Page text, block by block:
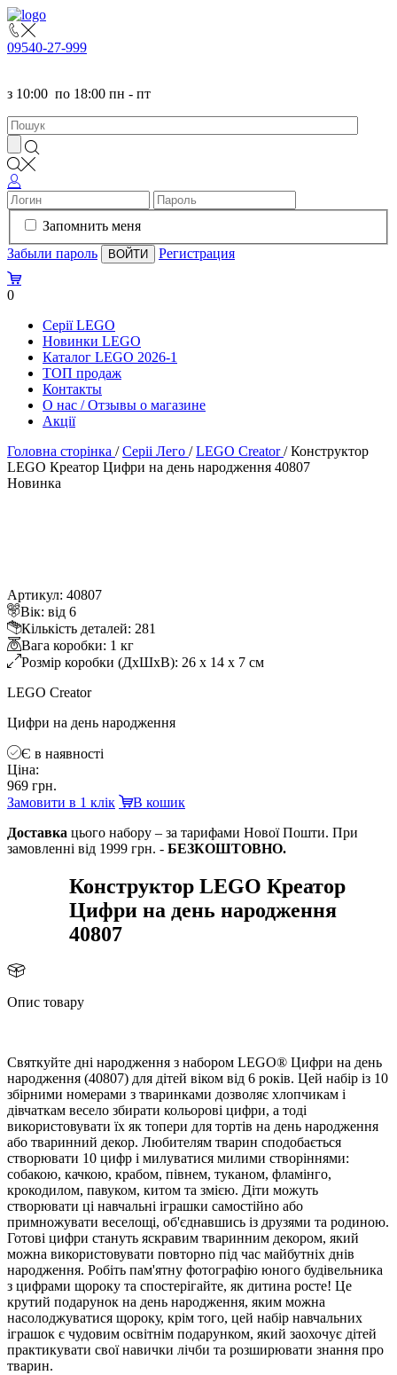
09540-27-999
з 10:00 по 18:00 пн - пт
Запомнить меня
Забыли пароль
Регистрация
0
Серії LEGO
Новинки LEGO
Каталог LEGO 2026-1
TOП продаж
Контакты
О нас / Отзывы о магазине
Акції
Головна сторінка /Серіі Лего /LEGO Creator /Конструктор
LEGO Креатор Цифри на день народження 40807
Новинка
Артикул: 40807
ік: від 6
Кількість деталей: 281
ага коробки: 1 к
Розмір коробки (ДхШхВ): 26 x 14 x 7 см
LEGO Creator
Цифри на день народження
Є в наявності
Ціна:
969 грн.
Замовити в 1 клік
кошик
Доставка цього набору – за тарифами Нової Пошти. При
замовленні від 1999 грн. - БЕЗКОШТОВНО.
Конструктор LEGO Креатор
Цифри на день народження
40807
Опис товару
Святкуйте дні народження з набором LEGO® Цифри на день
народження (40807) для дітей віком від 6 років. Цей набір із 10
збірними номерами з тваринками дозволяє хлопчикам і
дівчаткам весело збирати кольорові цифри, а тоді
икористовувати їх як топери для тортів на день народження
або тваринний декор. Любителям тварин сподобається
створювати 10 цифр і милуватися милими створіннями:
собакою, качкою, крабом, півнем, туканом, фламінго,
крокодилом, павуком, китом та змією. Діти можуть
створювати ці навчальні іграшки самостійно або
примножувати веселощі, об'єднавшись із друзями та родиною.
Готові цифри стануть яскравим тваринним декором, який
можна використовувати повторно під час майбутніх дні
народження. Робіть пам'ятну фотографію юного будівельника
з цифрами щороку та спостерігайте, як дитина росте! Це
крутий подарунок на день народження, яким можна
насолоджуватися щороку, крім того, цей набір навчальних
іграшок є чудовим освітнім подарунком, який заохочує дітей
практикувати свої навички лічби та розширювати знання про
тварин.